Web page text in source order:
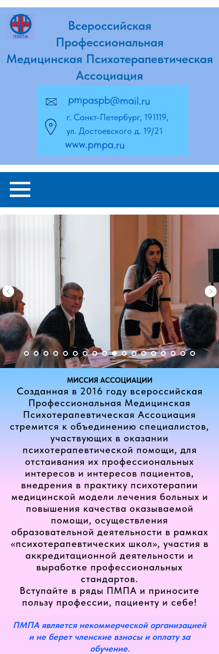
Профессиональная
Медицинская Психотерапевтическая
Ассоциация
www.pmpa.ru
pmpaspb@mail.ru
г. Санкт-Петербург, 191119,
МИССИЯ АССОЦИАЦИИ
Созданная в 2016 году всероссийская
Профессиональная Медицинская
Пси хотерапевтическая Ассоциация
стремится к объединению специалистов,
участвующих в оказании
психотерапевтической помощи, для
отстаивания их профессиональных
интересов и интересов пациентов,
внедрения в практику психотерапии
медицинской модели лечения больных и
повышения качества оказываемой
помощи, осуществления
образовательной деятельности в рамках
«психотерапевтических школ», участия в
аккредитационной деятельности и
выработке профессиональных
стандартов.
Вступайте в ряды ПМПА и приносите
пользу профессии, пациенту и себе!
ПМПА является некоммерческой организацией
и не берет членские взносы и оплату за
обучение.